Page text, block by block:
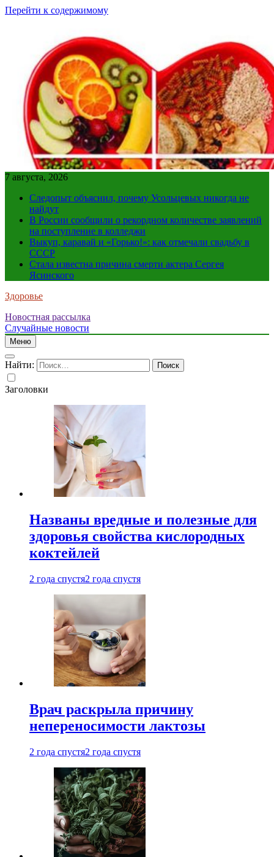
Перейти к содержимому
7 августа, 2026
Следопыт объяснил, почему Усольцевых никогда не
найдут
В России сообщили о рекордном количестве заявлений
на поступление в колледжи
Выкуп, каравай и «Горько!»: как отмечали свадьбу в
СССР
Стала известна причина смерти актера Сергея
Ясинского
Здоровье
Новостная рассылка
Случайные новости
Меню
Найти:
Заголовки
Названы вредные и полезные для
здоровья свойства кислородных
коктейлей
2 года спустя2 года спустя
Врач раскрыла причину
непереносимости лактозы
2 года спустя2 года спустя